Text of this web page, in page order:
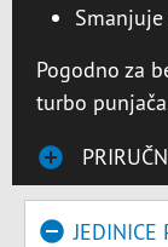
Pogodno za
turbo
JEDINICE